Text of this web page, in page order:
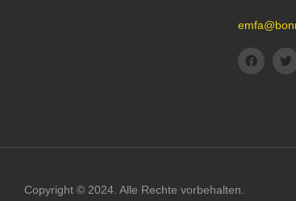
Copyright © 2024. Alle Rechte vorbehalten.